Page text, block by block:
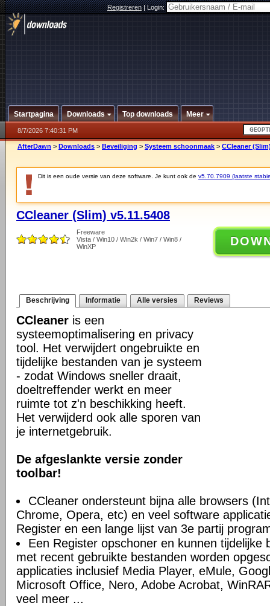
Registreren|Login:
Startpagina Downloads Top downloads Meer
8/7/2026 7:40:31 PM
AfterDawn > Downloads > Beveiliging > Systeem schoonmaak > CCleaner
Dit is een oude versie van deze software. Je kunt ook de v5.70.7909 (laatste
CCleaner (Slim) v5.11.5408
Freeware
Vista / Win10 / Win2k / Win7 / Win8 /
WinXP
Beschrijving Informatie Alle versies Reviews
CCleaner is een
systeemoptimalisering en privacy
tool. Het verwijdert ongebruikte en
tijdelijke bestanden van je systeem
- zodat Windows sneller draait,
doeltreffender werkt en meer
ruimte tot z'n beschikking heeft.
Het verwijderd ook alle sporen van
je internetgebruik.
De afgeslankte versie zonder
toolbar!
CCleaner ondersteunt bijna alle browsers
Chrome, Opera, etc) en veel software
Register en een lange lijst van 3e partij
Een Register opschoner en kunnen tijdelijke
met recent gebruikte bestanden worden
applicaties inclusief Media Player, eMule,
Microsoft Office, Nero, Adobe Acrobat,
veel meer ...